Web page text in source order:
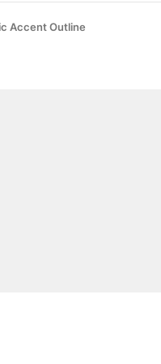
Accent Outline